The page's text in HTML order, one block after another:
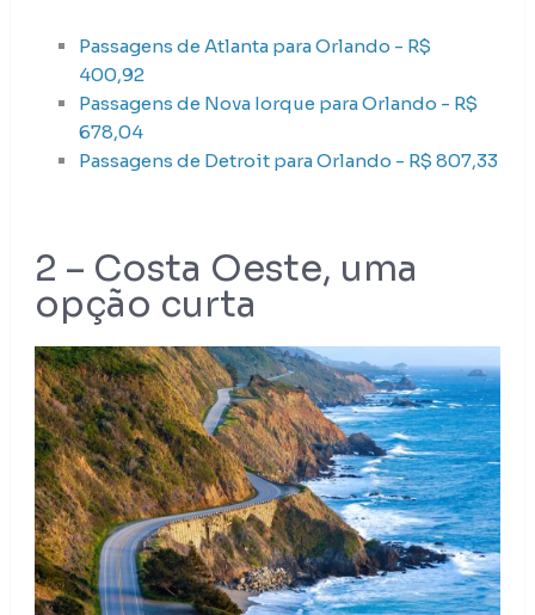
Passagens de Atlanta para Orlando - R$
400,92
Passagens de Nova Iorque para Orlando - R$
678,04
Passagens de Detroit para Orlando - R$ 807,33
2 – Costa Oeste, uma
opção curta